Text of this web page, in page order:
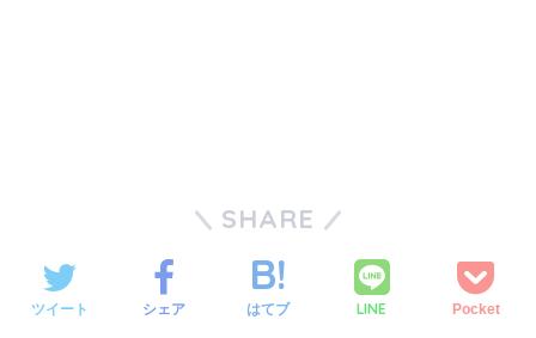
SHARE
ツイート シェア はてブ LINE Pocket